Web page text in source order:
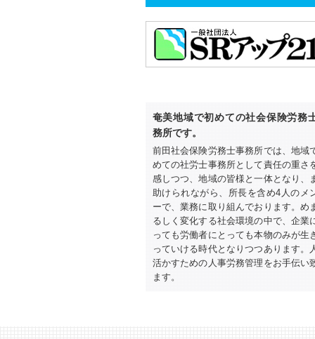
奄美地域で初めての社会保険労務
務所です。
前田社会保険労務士事務所では、地域
めての社労士事務所として責任の重さ
感しつつ、地域の皆様と一体となり、
助けられながら、所長を含め4人のメ
ーで、業務に取り組んでおります。め
るしく変化する社会環境の中で、企業
っても労働者にとっても本物のみが生
っていける時代となりつつあります。
活かすための人事労務管理をお手伝い
ます。